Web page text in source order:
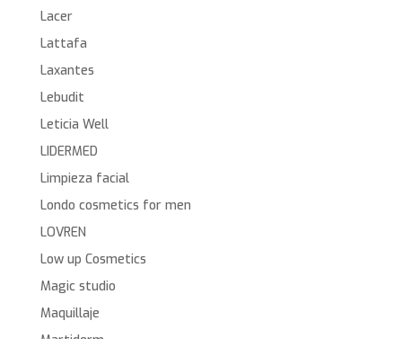
Lacer
Lattafa
Laxantes
Lebudit
Leticia Well
LIDERMED
Limpieza facial
Londo cosmetics for men
LOVREN
Low up Cosmetics
Magic studio
Maquillaje